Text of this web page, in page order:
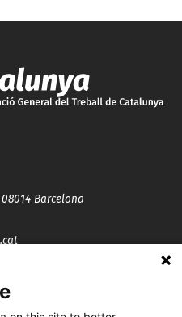
Barcelona